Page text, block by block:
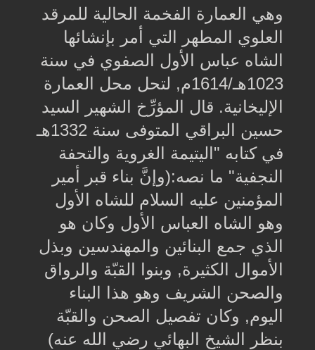
وهي العمارة الفخمة الحالية للمرقد
العلوي المطهر التي أمر بإنشائها
الشاه عباس الأول الصفوي في سنة
1023هـ/1614م, لتحل محل العمارة
الإليخانية. قال المؤرِّخ الشهير السيد
حسين البراقي المتوفى سنة 1332هـ
في كتابه "اليتيمة الغروية والتحفة
النجفية" ما نصه:(وإنَّ بناء قبر أمير
المؤمنين عليه السلام للشاه الأول
وهو الشاه العباس الأول وكان هو
الذي جمع البنائين والمهندسين وبذل
الأموال الكثيرة, وبنوا القبّة والرواق
والصحن الشريف وهو هذا البناء
اليوم, وكان تفصيل الصحن والقبّة
بنظر الشيخ البهائي رضي الله عنه)